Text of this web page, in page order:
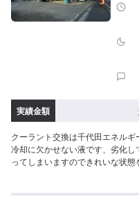
実績金額
クーラント交換は千代田エネル
冷却に欠かせない液です、劣化
ってしまいますのできれいな状